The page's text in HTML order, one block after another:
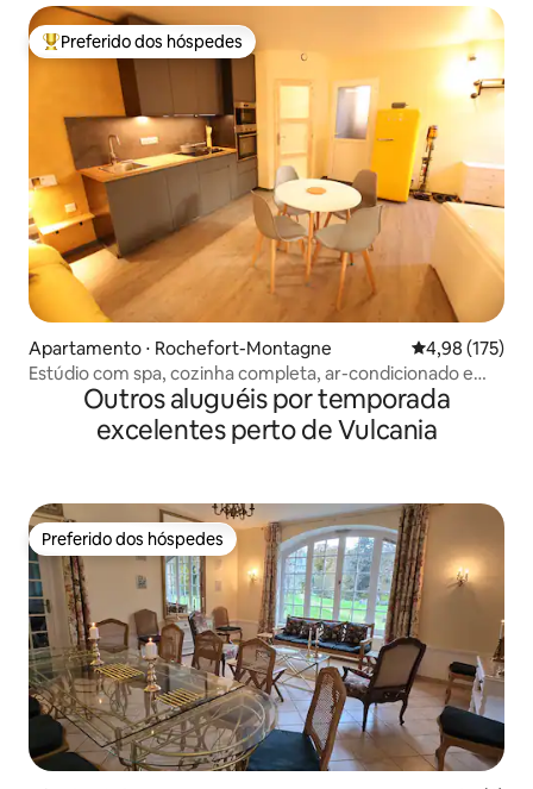
Entre os melhores preferidos dos hóspedes
Preferido dos hóspedes
Apartamento ⋅ Rochefort-Montagne 4,98 de uma
4,98 (175)
Estúdio com spa, cozinha completa, ar-condicionado e
cama gigante
Outros aluguéis por temporada
excelentes perto de Vulcania
Preferido dos hóspedes
Preferido dos hóspedes